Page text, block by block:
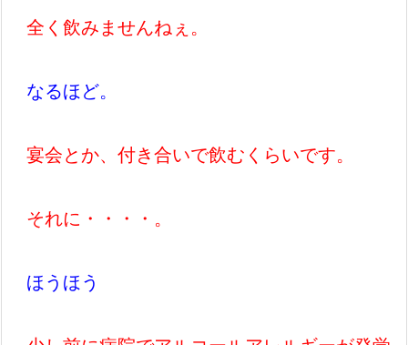
全く飲みませんねぇ。
なるほど。
宴会とか、付き合いで飲むくらいです。
それに・・・・。
ほうほう